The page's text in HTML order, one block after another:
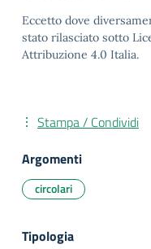
Eccetto dove
stato rilasciato sotto
Attribuzione 4.0 Italia.
Stampa / Condividi
Argomenti
circolari
Tipologia